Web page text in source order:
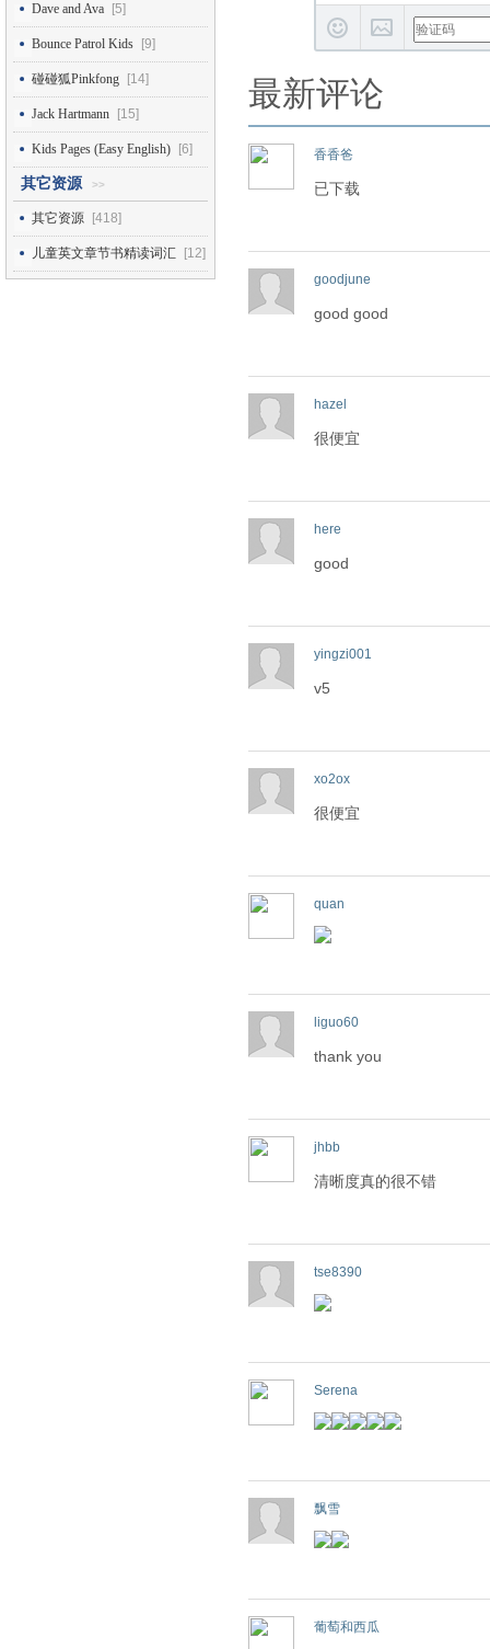
Dave and Ava [5]
Bounce Patrol Kids [9]
碰碰狐Pinkfong [14]
Jack Hartmann [15]
Kids Pages (Easy English) [6]
其它资源 >>
其它资源 [418]
儿童英文章节书精读词汇 [12]
最新评论
香香爸
已下载
goodjune
good good
hazel
很便宜
here
good
yingzi001
v5
xo2ox
很便宜
quan
liguo60
thank you
jhbb
清晰度真的很不错
tse8390
Serena
飘雪
葡萄和西瓜